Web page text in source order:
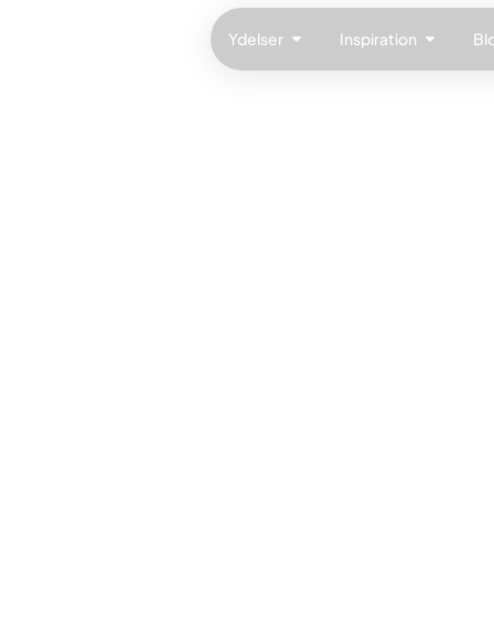
Ydelser Inspiration